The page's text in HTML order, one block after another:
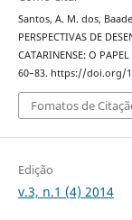
Santos, A. M. dos,
PERSPECTIVAS DE
CATARINENSE: O
60–83. https://doi.org/
Fomatos de
Edição
v.3, n.1 (4) 2014